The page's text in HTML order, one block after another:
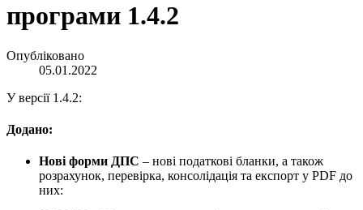
програми 1.4.2
Опубліковано
05.01.2022
У версії 1.4.2:
Додано:
Нові форми ДПС – нові податкові бланки, а також
розрахунок, перевірка, консолідація та експорт у PDF до
них: